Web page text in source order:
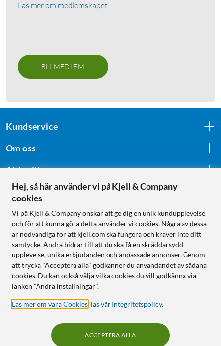
Läs mer om medlemskapet
BLI MEDLEM
Kundservice
Om oss
Aktuellt
Följ oss
Handla från:
Sverige
Norge
Hej, så här använder vi på Kjell & Company
cookies
Vi på Kjell & Company önskar att ge dig en unik kundupplevelse
och för att kunna göra detta använder vi cookies. Några av dessa
är nödvändiga för att kjell.com ska fungera och kräver inte ditt
samtycke. Andra bidrar till att du ska få en skräddarsydd
upplevelse, unika erbjudanden och anpassade annonser. Genom
att trycka "Acceptera alla" godkänner du användandet av sådana
cookies. Du kan också välja vilka cookies du vill godkänna via
länken "Ändra inställningar".
Läs mer om våra Cookies läs vår Integritetspolicy.
ACCEPTERA ALLA